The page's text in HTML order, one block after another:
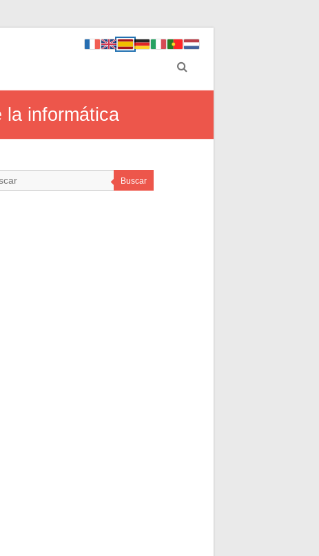
la informática
Buscar